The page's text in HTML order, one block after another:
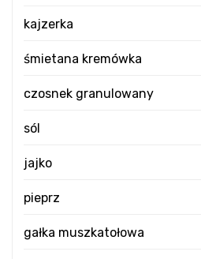
kajzerka
śmietana kremówka
czosnek granulowany
sól
jajko
pieprz
gałka muszkatołowa